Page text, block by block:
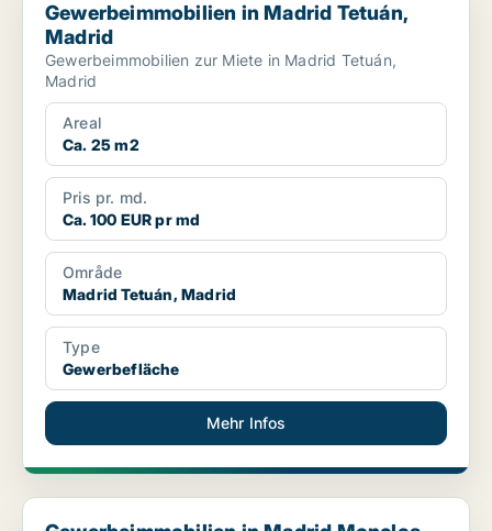
Gewerbeimmobilien in Madrid Tetuán,
Madrid
Gewerbeimmobilien zur Miete in Madrid Tetuán,
Madrid
Areal
Ca. 25 m2
Pris pr. md.
Ca. 100 EUR pr md
Område
Madrid Tetuán, Madrid
Type
Gewerbefläche
Mehr Infos
Gewerbeimmobilien in Madrid Moncloa-Aravaca, Madrid